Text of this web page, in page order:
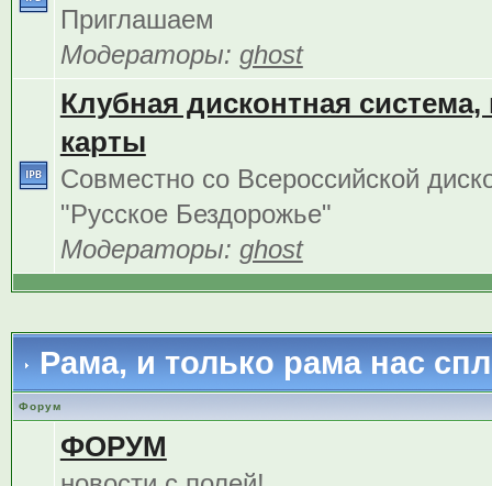
Приглашаем
Модераторы: ghost
Клубная дисконтная
карты
Совместно со Всероссийской
"Русское Бездорожье"
Модераторы: ghost
Рама, и только рама нас
Форум
ФОРУМ